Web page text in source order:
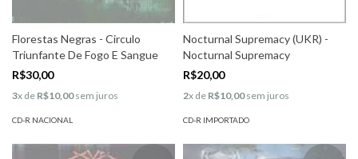
Florestas Negras - Circulo
Triunfante De Fogo E Sangue
R$30,00
3x de R$10,00sem juros
CD-R NACIONAL
Nocturnal Supremacy (UKR) -
Nocturnal Supremacy
R$20,00
2x de R$10,00sem juros
CD-R IMPORTADO